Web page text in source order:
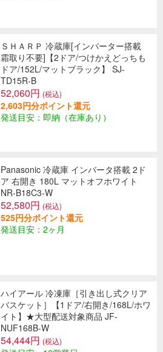
ＳＨＡＲＰ 冷蔵庫[インバーター搭載
霜取り不要]【2ドア/つけかえどっちも
ドア/152L/マットブラック】 SJ-
TD15R-B
52,060円 (税込)
2,603円分ポイント還元
発送目安：即納（在庫あり）
Panasonic 冷蔵庫 インバータ搭載 2ド
ア 右開き 180L マットオフホワイト
NR-B18C3-W
52,580円 (税込)
525円分ポイント還元
発送目安：2ヶ月
ハイアール 冷凍庫［引き出し式クリア
バスケット］【1ドア/右開き/168L/ホワ
イト】★大型配送対象商品 JF-
NUF168B-W
54,444円 (税込)